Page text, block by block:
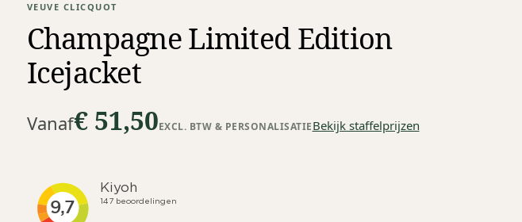
VEUVE CLICQUOT
Champagne Limited Edition
Icejacket
Vanaf€ 51,50EXCL. BTW & PERSONALISATIEBekijk staffelprijzen